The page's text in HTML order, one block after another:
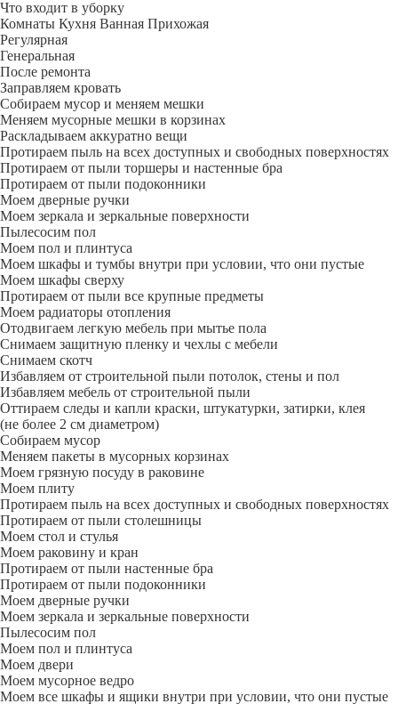
Что входит в уборку
Регу­лярная
Гене­ральная
После ремонта
Заправляем кровать
Собираем мусор и меняем мешки
Меняем мусорные мешки в корзинах
Раскладываем аккуратно вещи
Протираем пыль на всех доступных и свободных поверхностях
Протираем от пыли торшеры и настенные бра
Протираем от пыли подоконники
Моем дверные ручки
Моем зеркала и зеркальные поверхности
Пылесосим пол
Моем пол и плинтуса
Моем шкафы и тумбы внутри при условии, что они пустые
Моем шкафы сверху
Протираем от пыли все крупные предметы
Моем радиаторы отопления
Отодвигаем легкую мебель при мытье пола
Снимаем защитную пленку и чехлы с мебели
Снимаем скотч
Избавляем от строительной пыли потолок, стены и пол
Избавляем мебель от строительной пыли
Оттираем следы и капли краски, штукатурки, затирки, клея
(не более 2 см диаметром)
Собираем мусор
Меняем пакеты в мусорных корзинах
Моем грязную посуду в раковине
Моем плиту
Протираем пыль на всех доступных и свободных поверхностях
Протираем от пыли столешницы
Моем стол и стулья
Моем раковину и кран
Протираем от пыли настенные бра
Протираем от пыли подоконники
Моем дверные ручки
Моем зеркала и зеркальные поверхности
Пылесосим пол
Моем пол и плинтуса
Моем двери
Моем мусорное ведро
Моем все шкафы и ящики внутри при условии, что они пустые